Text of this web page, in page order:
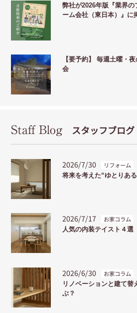
弊社が2026年版『業界
ーム会社（東日本）』に
【要予約】 毎週土曜・
会
Staff Blog スタッフブログ
2026/7/30 リフォーム
将来を考えた“ゆとりあ
2026/7/17 お家コラム
人気の内装テイスト４選
2026/6/30 お家コラム
リノベーションと建て替
ぶ？